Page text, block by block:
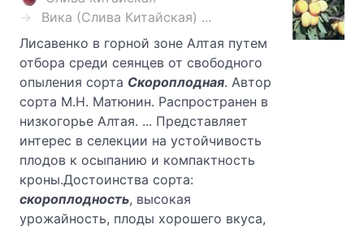
Вика (Слива Китайская) ...
Лисавенко в горной зоне Алтая путем
отбора среди сеянцев от свободного
опыления сорта Скороплодная. Автор
сорта М.Н. Матюнин. Распространен в
низкогорье Алтая. ... Представляет
интерес в селекции на устойчивость
плодов к осыпанию и компактность
кроны.Достоинства сорта:
скороплодность, высокая
урожайность, плоды хорошего вкуса,